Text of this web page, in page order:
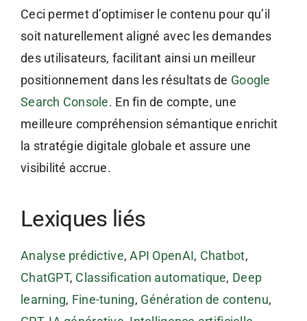
Ceci permet d’optimiser le contenu pour qu’il
soit naturellement aligné avec les demandes
des utilisateurs, facilitant ainsi un meilleur
positionnement dans les résultats de Google
Search Console. En fin de compte, une
meilleure compréhension sémantique enrichit
la stratégie digitale globale et assure une
visibilité accrue.
Lexiques liés
Analyse prédictive,API OpenAI, Chatbot,
ChatGPT, Classification automatique, Deep
learning, Fine-tuning, Génération de contenu,